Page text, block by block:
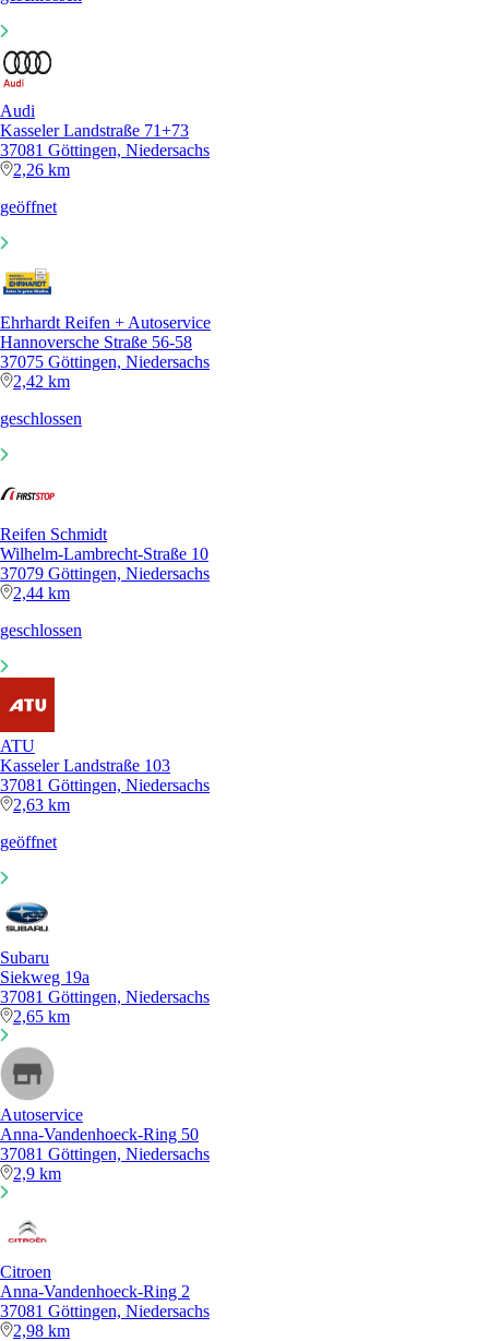
Audi
Kasseler Landstraße 71+73
37081 Göttingen, Niedersachs
2,26 km
geöffnet
Ehrhardt Reifen + Autoservice
Hannoversche Straße 56-58
37075 Göttingen, Niedersachs
2,42 km
geschlossen
Reifen Schmidt
Wilhelm-Lambrecht-Straße 10
37079 Göttingen, Niedersachs
2,44 km
geschlossen
ATU
Kasseler Landstraße 103
37081 Göttingen, Niedersachs
2,63 km
geöffnet
Subaru
Siekweg 19a
37081 Göttingen, Niedersachs
2,65 km
Autoservice
Anna-Vandenhoeck-Ring 50
37081 Göttingen, Niedersachs
2,9 km
Citroen
Anna-Vandenhoeck-Ring 2
37081 Göttingen, Niedersachs
2,98 km